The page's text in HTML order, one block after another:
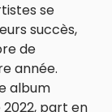
se
succès,
de
année.
album
part en